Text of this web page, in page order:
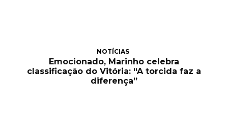
NOTÍCIAS
Emocionado, Marinho celebra
classificação do Vitória: “A torcida faz a
diferença”